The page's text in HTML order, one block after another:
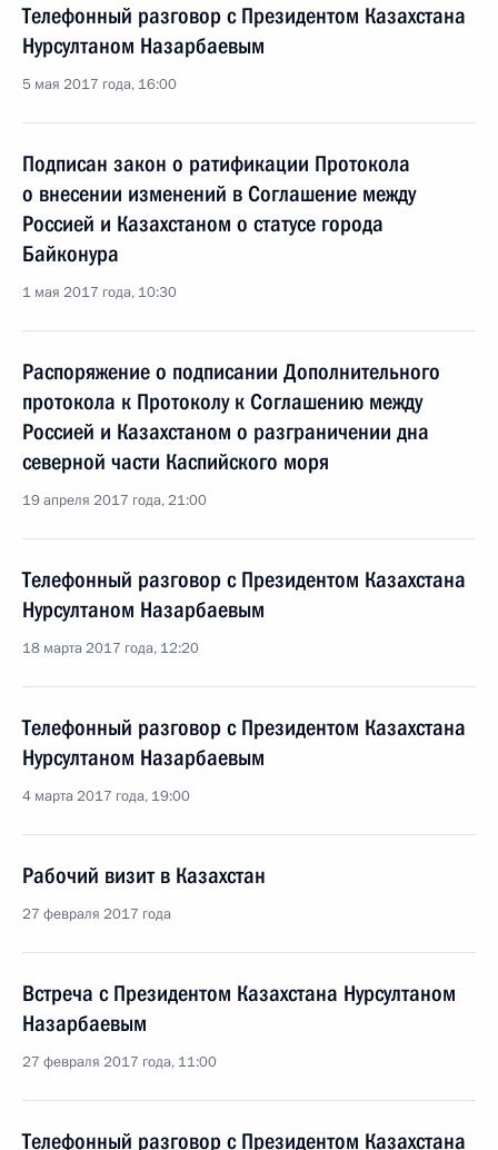
Телефонный разговор с Президентом Казахстана
Нурсултаном Назарбаевым
5 мая 2017 года, 16:00
Подписан закон о ратификации Протокола
о внесении изменений в Соглашение между
Россией и Казахстаном о статусе города
Байконура
1 мая 2017 года, 10:30
Распоряжение о подписании Дополнительного
протокола к Протоколу к Соглашению между
Россией и Казахстаном о разграничении дна
северной части Каспийского моря
19 апреля 2017 года, 21:00
Телефонный разговор с Президентом Казахстана
Нурсултаном Назарбаевым
18 марта 2017 года, 12:20
Телефонный разговор с Президентом Казахстана
Нурсултаном Назарбаевым
4 марта 2017 года, 19:00
Рабочий визит в Казахстан
27 февраля 2017 года
Встреча с Президентом Казахстана Нурсултаном
Назарбаевым
27 февраля 2017 года, 11:00
Телефонный разговор с Президентом Казахстана